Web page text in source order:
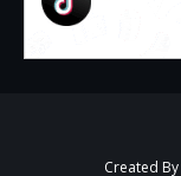
Created By